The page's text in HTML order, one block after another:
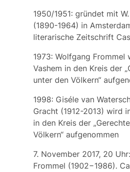
1950/1951: gründet mit
(1890-1964) in
literarische Zeitschrift
1973: Wolfgang Frommel
Vashem in den Kreis der
unter den Völkern“
1998: Giséle van
Gracht (1912-2013) wird
in den Kreis der
Völkern“ aufgenommen
7. November 2017, 20
Frommel (1902−1986).